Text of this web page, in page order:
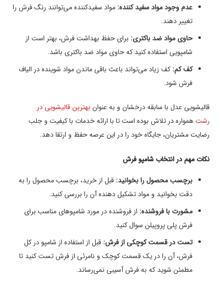
عدم وجود مواد سفید کننده: مواد سفیدکننده می‌توانند رنگ فرش را
تغییر دهند.
حاوی مواد ضد باکتری: برای حفظ بهداشت فرش، بهتر است از
شامپویی استفاده کنید که حاوی مواد ضد باکتری باشد.
کف کم: کف زیاد می‌تواند باعث باقی ماندن مواد شوینده در الیاف
فرش شود.
قالیشویی عدل با سابقه درخشان و به عنوان بهترین قالیشویی در
رشتهمواره در تلاش بوده است تا با ارائه خدمات با کیفیت و جلب
رضایت مشتریان، جایگاه خود را در این عرصه حفظ و ارتقا دهد.
نکات مهم در انتخاب شامپو فرش
برچسب محصول را بخوانید: قبل از خرید، برچسب محصول را به
دقت بخوانید و مواد تشکیل دهنده آن را بررسی کنید.
مشورت با فروشنده: از فروشنده در مورد شامپوهای مناسب برای
فرش پلی پروپیلن سوال کنید.
تست در قسمت کوچکی از فرش: قبل از استفاده از شامپو در کل
فرش، آن را در یک قسمت کوچک و نامرئی از فرش تست کنید تا
مطمئن شوید که به فرش آسیبی نمی‌رساند.